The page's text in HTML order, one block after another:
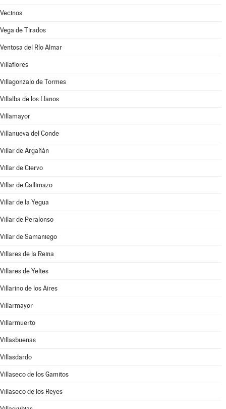
Vecinos
Vega de Tirados
Ventosa del Río Almar
Villaflores
Villagonzalo de Tormes
Villalba de los Llanos
Villamayor
Villanueva del Conde
Villar de Argañán
Villar de Ciervo
Villar de Gallimazo
Villar de la Yegua
Villar de Peralonso
Villar de Samaniego
Villares de la Reina
Villares de Yeltes
Villarino de los Aires
Villarmayor
Villarmuerto
Villasbuenas
Villasdardo
Villaseco de los Gamitos
Villaseco de los Reyes